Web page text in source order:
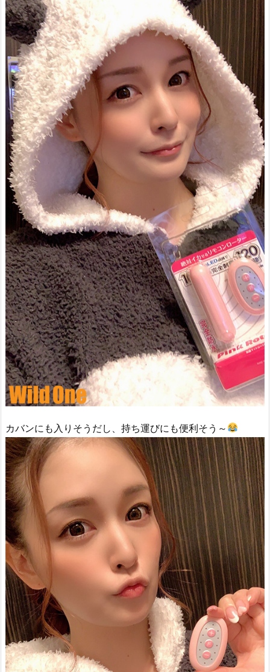
カバンにも入りそうだし、持ち運びにも便利そう～